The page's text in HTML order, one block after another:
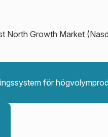
North Growth Market
för